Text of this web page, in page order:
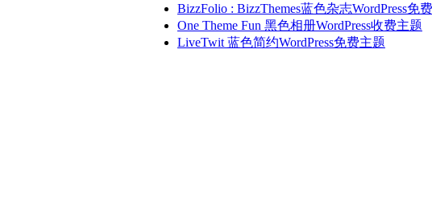
BizzFolio : BizzThemes蓝色杂志WordPress免
One Theme Fun 黑色相册WordPress收费主题
LiveTwit 蓝色简约WordPress免费主题